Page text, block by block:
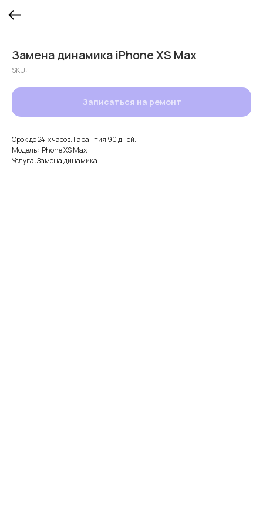
Замена динамика iPhone XS Max
SKU:
Записаться на ремонт
Срок до 24-х часов. Гарантия 90 дней.
Модель: iPhone XS Max
Услуга: Замена динамика